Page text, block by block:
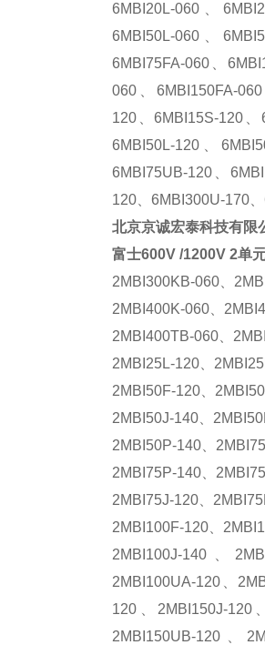
6MBI20L-060、
6MBI50L-060、
6MBI75FA-060、
060、6MBI150FA-
120、6MBI15S-120、
6MBI50L-120、
6MBI75UB-120、
120、6MBI300U-170
北京京诚宏泰科技有限
富士600V /1200V 2单
2MBI300KB-060、
2MBI400K-060、
2MBI400TB-060、
2MBI25L-120、
2MBI50F-120、
2MBI50J-140、
2MBI50P-140、
2MBI75P-140、
2MBI75J-120、
2MBI100F-120、
2MBI100J-140、
2MBI100UA-120、
120、2MBI150J-120
2MBI150UB-120、